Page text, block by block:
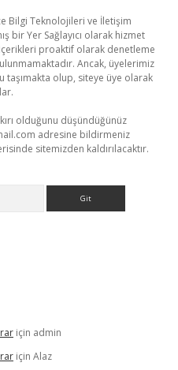
Bilgi Teknolojileri ve İletişim
bir Yer Sağlayıcı olarak hizmet
proaktif olarak denetleme
Ancak, üyelerimiz
taşımakta olup, siteye üye olarak
olduğunu düşündüğünüz
adresine bildirmeniz
sitemizden kaldırılacaktır.
için admin
için Alaz